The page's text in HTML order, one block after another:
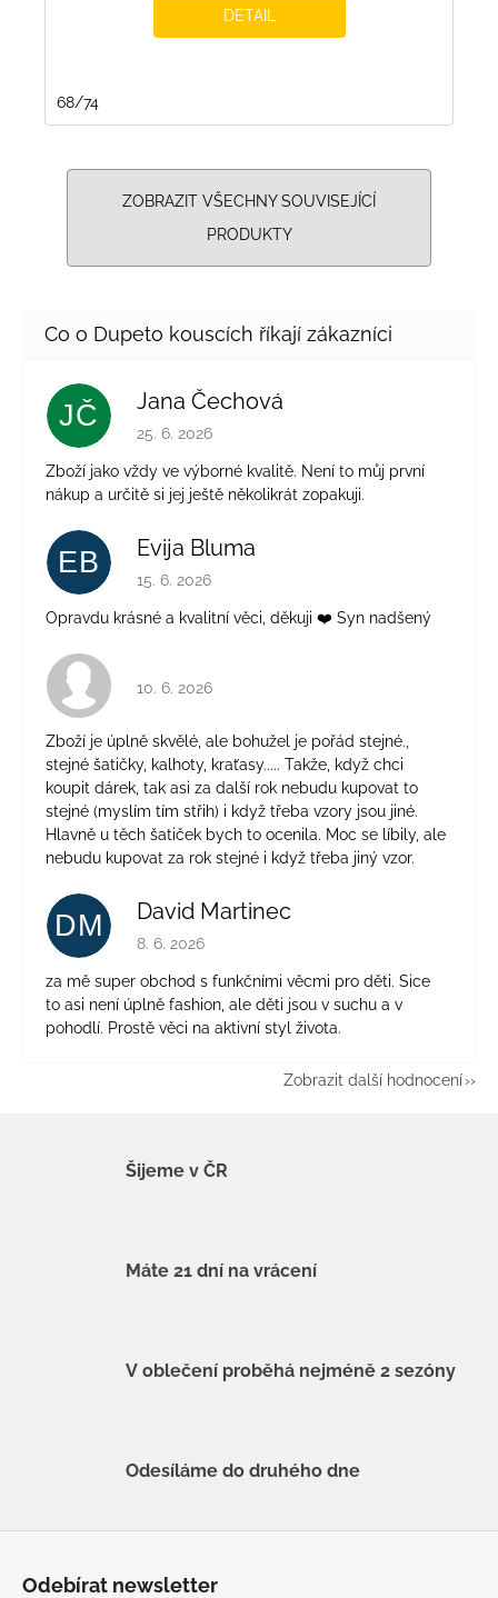
DETAIL
68/74
ZOBRAZIT VŠECHNY SOUVISEJÍCÍ
PRODUKTY
JČ Jana Čechová
Hodnocení obchodu je 5 z 5 hvězdiček.
25. 6. 2026
Zboží jako vždy ve výborné kvalitě. Není to můj první
nákup a určitě si jej ještě několikrát zopakuji.
EB Evija Bluma
Hodnocení obchodu je 5 z 5 hvězdiček.
15. 6. 2026
Opravdu krásné a kvalitní věci, děkuji ❤️ Syn nadšený
Hodnocení obchodu je 4 z 5 hvězdiček.
10. 6. 2026
Zboží je úplně skvělé, ale bohužel je pořád stejné.,
stejné šatičky, kalhoty, kraťasy..... Takže, když chci
koupit dárek, tak asi za další rok nebudu kupovat to
stejné (myslím tím střih) i když třeba vzory jsou jiné.
Hlavně u těch šatiček bych to ocenila. Moc se líbily, ale
nebudu kupovat za rok stejné i když třeba jiný vzor.
DM David Martinec
Hodnocení obchodu je 5 z 5 hvězdiček.
8. 6. 2026
za mě super obchod s funkčními věcmi pro děti. Sice
to asi není úplně fashion, ale děti jsou v suchu a v
pohodlí. Prostě věci na aktivní styl života.
Zobrazit další hodnocení
Šijeme v ČR
Máte 21 dní na vrácení
V oblečení proběhá nejméně 2 sezóny
Odesíláme do druhého dne
Odebírat newsletter